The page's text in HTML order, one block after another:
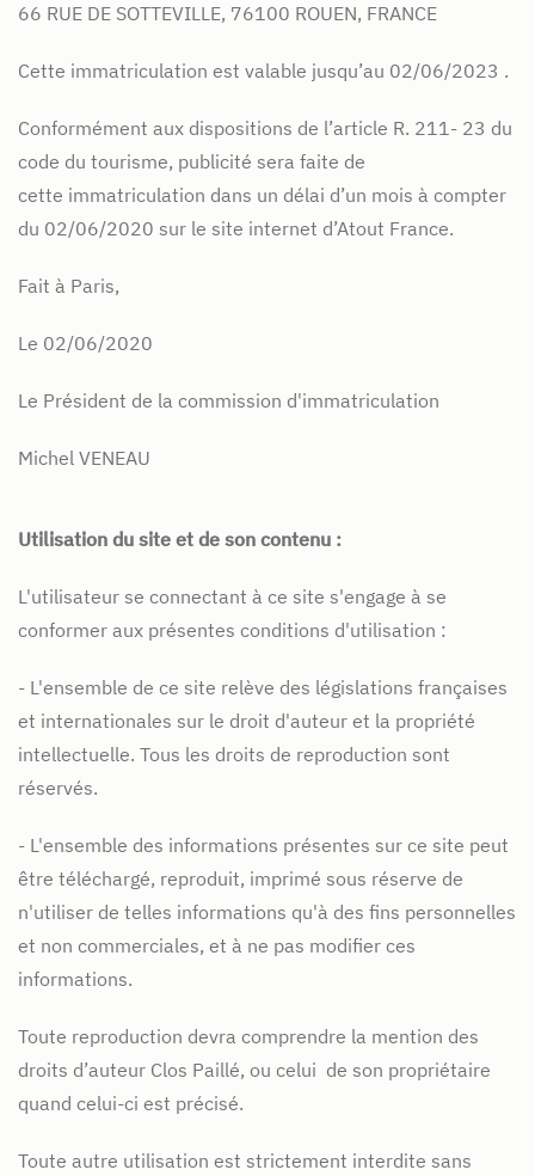
66 RUE DE SOTTEVILLE, 76100 ROUEN, FRANCE
Cette immatriculation est valable jusqu’au 02/06/2023 .
Conformément aux dispositions de l’article R. 211- 23 du
code du tourisme, publicité sera faite de
cette immatriculation dans un délai d’un mois à compter
du 02/06/2020 sur le site internet d’Atout France.
Fait à Paris,
Le 02/06/2020
Le Président de la commission d'immatriculation
Michel VENEAU
Utilisation du site et de son contenu :
L'utilisateur se connectant à ce site s'engage à se
conformer aux présentes conditions d'utilisation :
- L'ensemble de ce site relève des législations françaises
et internationales sur le droit d'auteur et la propriété
intellectuelle. Tous les droits de reproduction sont
réservés.
- L'ensemble des informations présentes sur ce site peut
être téléchargé, reproduit, imprimé sous réserve de
n'utiliser de telles informations qu'à des fins personnelles
et non commerciales, et à ne pas modifier ces
informations.
Toute reproduction devra comprendre la mention des
droits d’auteur Clos Paillé, ou celui de son propriétaire
quand celui-ci est précisé.
Toute autre utilisation est strictement interdite sans